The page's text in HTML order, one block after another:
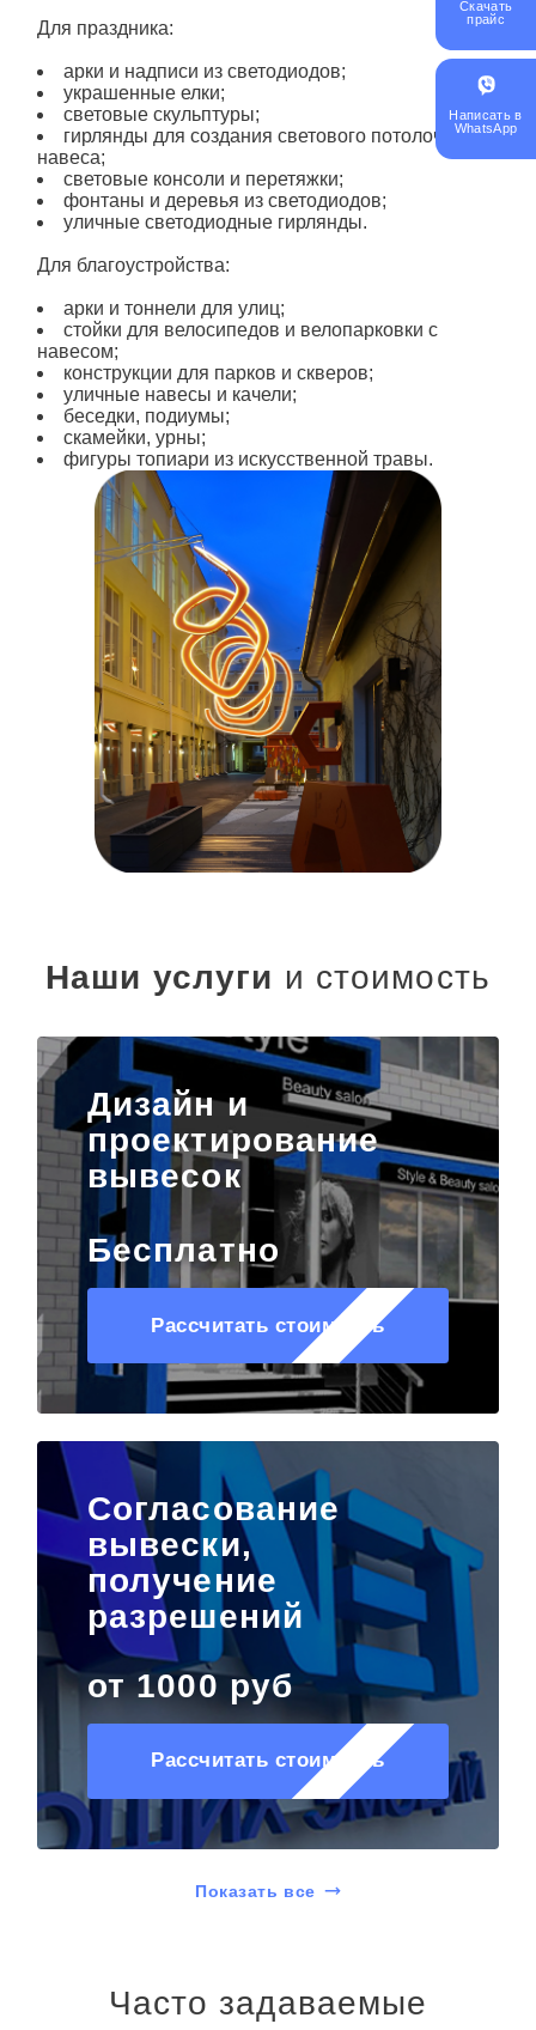
Для праздника:
арки и надписи из светодиодов;
украшенные елки;
световые скульптуры;
гирлянды для создания светового потолочного
навеса;
световые консоли и перетяжки;
фонтаны и деревья из светодиодов;
уличные светодиодные гирлянды.
Для благоустройства:
арки и тоннели для улиц;
стойки для велосипедов и велопарковки с
навесом;
конструкции для парков и скверов;
уличные навесы и качели;
беседки, подиумы;
скамейки, урны;
фигуры топиари из искусственной травы.
Наши услуги и стоимость
Дизайн и
проектирование
вывесок
Бесплатно
Рассчитать стоимость
Согласование
вывески,
получение
разрешений
от 1000 руб
Рассчитать стоимость
Показать все
Часто задаваемые
Скачать
прайс
Написать в
WhatsApp